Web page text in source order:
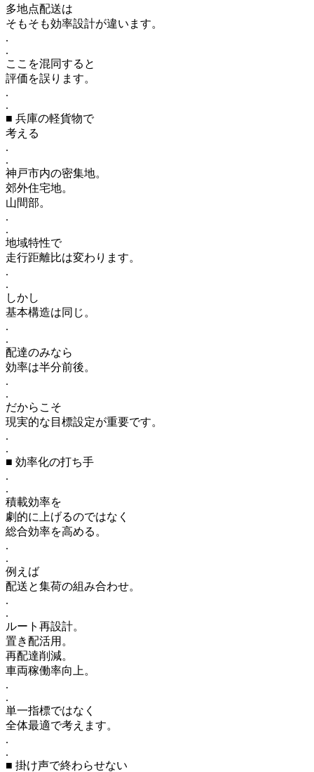
多地点配送は
そもそも効率設計が違います。
.
.
ここを混同すると
評価を誤ります。
.
.
■ 兵庫の軽貨物で
考える
.
.
神戸市内の密集地。
郊外住宅地。
山間部。
.
.
地域特性で
走行距離比は変わります。
.
.
しかし
基本構造は同じ。
.
.
配達のみなら
効率は半分前後。
.
.
だからこそ
現実的な目標設定が重要です。
.
.
■ 効率化の打ち手
.
.
積載効率を
劇的に上げるのではなく
総合効率を高める。
.
.
例えば
配送と集荷の組み合わせ。
.
.
ルート再設計。
置き配活用。
再配達削減。
車両稼働率向上。
.
.
単一指標ではなく
全体最適で考えます。
.
.
■ 掛け声で終わらせない